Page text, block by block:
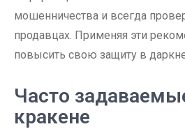
мошенничества и всегда
продавцах. Применяя эти
повысить свою защиту в
Часто
кракене